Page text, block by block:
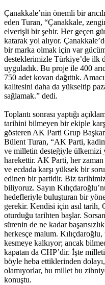
Çanakkale’nin önemli bir
eden Turan, “Çanakkale,
elverişli bir şehir. Her geçen
katarak yol alıyor.
bir marka olmak için var
desteklerimizle Türkiye’de ilk
uyguladık. Bu proje ile 400
750 adet kovan dağıttık.
kalitesini daha da yükseltip
sağlamak.” dedi.
Toplantı sonrası yaptığı
tarihini bilmeyen bir ekiple
gösteren AK Parti Grup
Bülent Turan, “AK Parti,
ve milletin desteğiyle ülkemizi
harekettir. AK Parti, her
ve ecdada karşı yüksek bir
edinen bir partidir. Biz
biliyoruz. Sayın
hedefleriyle buluşturan bir
gerekir. Kendisi için asıl tarih,
oturduğu tarihten başlar.
sürenin de ne kadar
herkesçe malum.
kesmeye kalkıyor; ancak
kapatan da CHP’dir. İşte
böyle heba ettiklerinden
olamıyorlar, bu millet bu
konuştu.